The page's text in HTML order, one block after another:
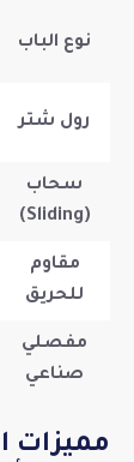
نوع الباب
رول شتر
سحاب
(Sliding)
مقاوم
للحريق
مفصلي
صناعي
مميزات